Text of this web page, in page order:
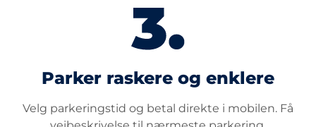
Parker raskere og enklere
Velg parkeringstid og betal direkte i mobilen. Få